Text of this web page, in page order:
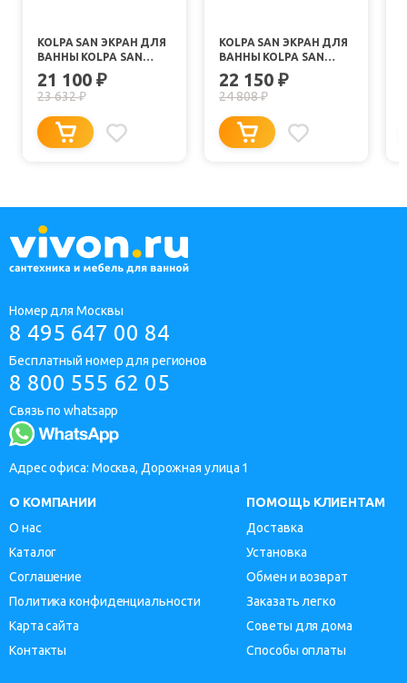
KOLPA SAN ЭКРАН ДЛЯ
ВАННЫ KOLPA SAN
ELEKTRA 170
21 100 ₽
23 632₽
KOLPA SAN ЭКРАН ДЛЯ
ВАННЫ KOLPA SAN
ELEKTRA 180
22 150 ₽
24 808₽
Номер для Москвы
8 495 647 00 84
Бесплатный номер для регионов
8 800 555 62 05
Связь по whatsapp
Адрес офиса: Москва, Дорожная улица 1
О КОМПАНИИ
О нас
Каталог
Соглашение
Политика конфиденциальности
Карта сайта
Контакты
ПОМОЩЬ КЛИЕНТАМ
Доставка
Установка
Обмен и возврат
Заказать легко
Советы для дома
Способы оплаты